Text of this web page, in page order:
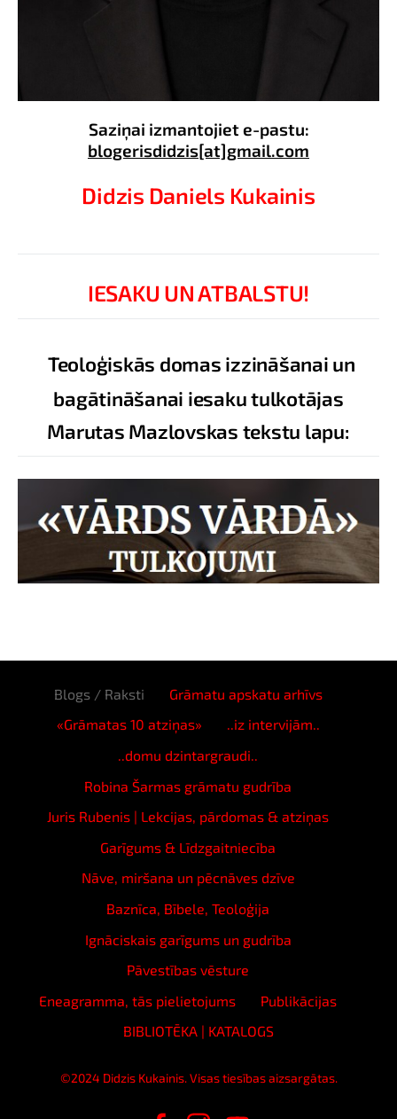
Saziņai izmantojiet e-pastu:
blogerisdidzis[at]gmail.com
Didzis Daniels Kukainis
IESAKU UN ATBALSTU!
Teoloģiskās domas izzināšanai un
bagātināšanai iesaku tulkotājas
Marutas Mazlovskas tekstu lapu:
Blogs / Raksti
Grāmatu apskatu arhīvs
«Grāmatas 10 atziņas»
..iz intervijām..
..domu dzintargraudi..
Robina Šarmas grāmatu gudrība
Juris Rubenis | Lekcijas, pārdomas & atziņas
Garīgums & Līdzgaitniecība
Nāve, miršana un pēcnāves dzīve
Baznīca, Bībele, Teoloģija
Ignāciskais garīgums un gudrība
Pāvestības vēsture
Eneagramma, tās pielietojums
Publikācijas
BIBLIOTĒKA | KATALOGS
©2024 Didzis Kukainis. Visas tiesības aizsargātas.